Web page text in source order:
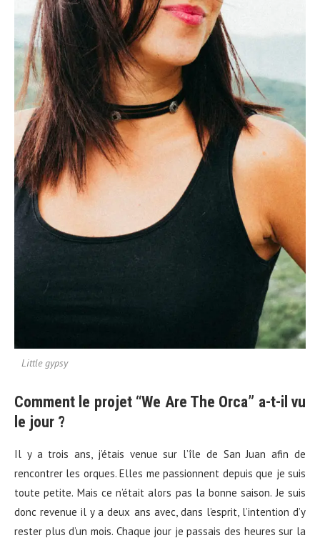
Little gypsy
Comment le projet “We Are The Orca” a-t-il vu
le jour ?
Il y a trois ans, j’étais venue sur l’île de San Juan afin de
rencontrer les orques. Elles me passionnent depuis que je suis
toute petite. Mais ce n’était alors pas la bonne saison. Je suis
donc revenue il y a deux ans avec, dans l’esprit, l’intention d’y
rester plus d’un mois. Chaque jour je passais des heures sur la